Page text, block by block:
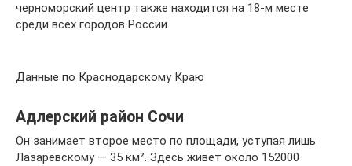
черноморский центр также находится на 18-м месте
среди всех городов России.
Данные по Краснодарскому Краю
Адлерский район Сочи
Он занимает второе место по площади, уступая лишь
Лазаревскому — 35 км². Здесь живет около 152000